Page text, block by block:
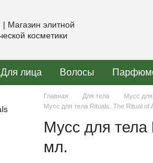
Для лица Волосы
Главная Для тела Мусс для
Мусс для тела Rituals. The Ritual of
Мусс для тела
мл.